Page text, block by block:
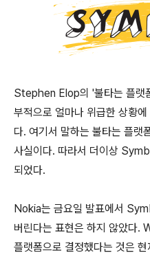
Stephen Elop의 '불타는 플
부적으로 얼마나 위급한 상황
다. 여기서 말하는 불타는 플
사실이다. 따라서 더이상
되었다.
Nokia는 금요일 발표에서
버린다는 표현은 하지 않았다.
플랫폼으로 결정했다는 것은